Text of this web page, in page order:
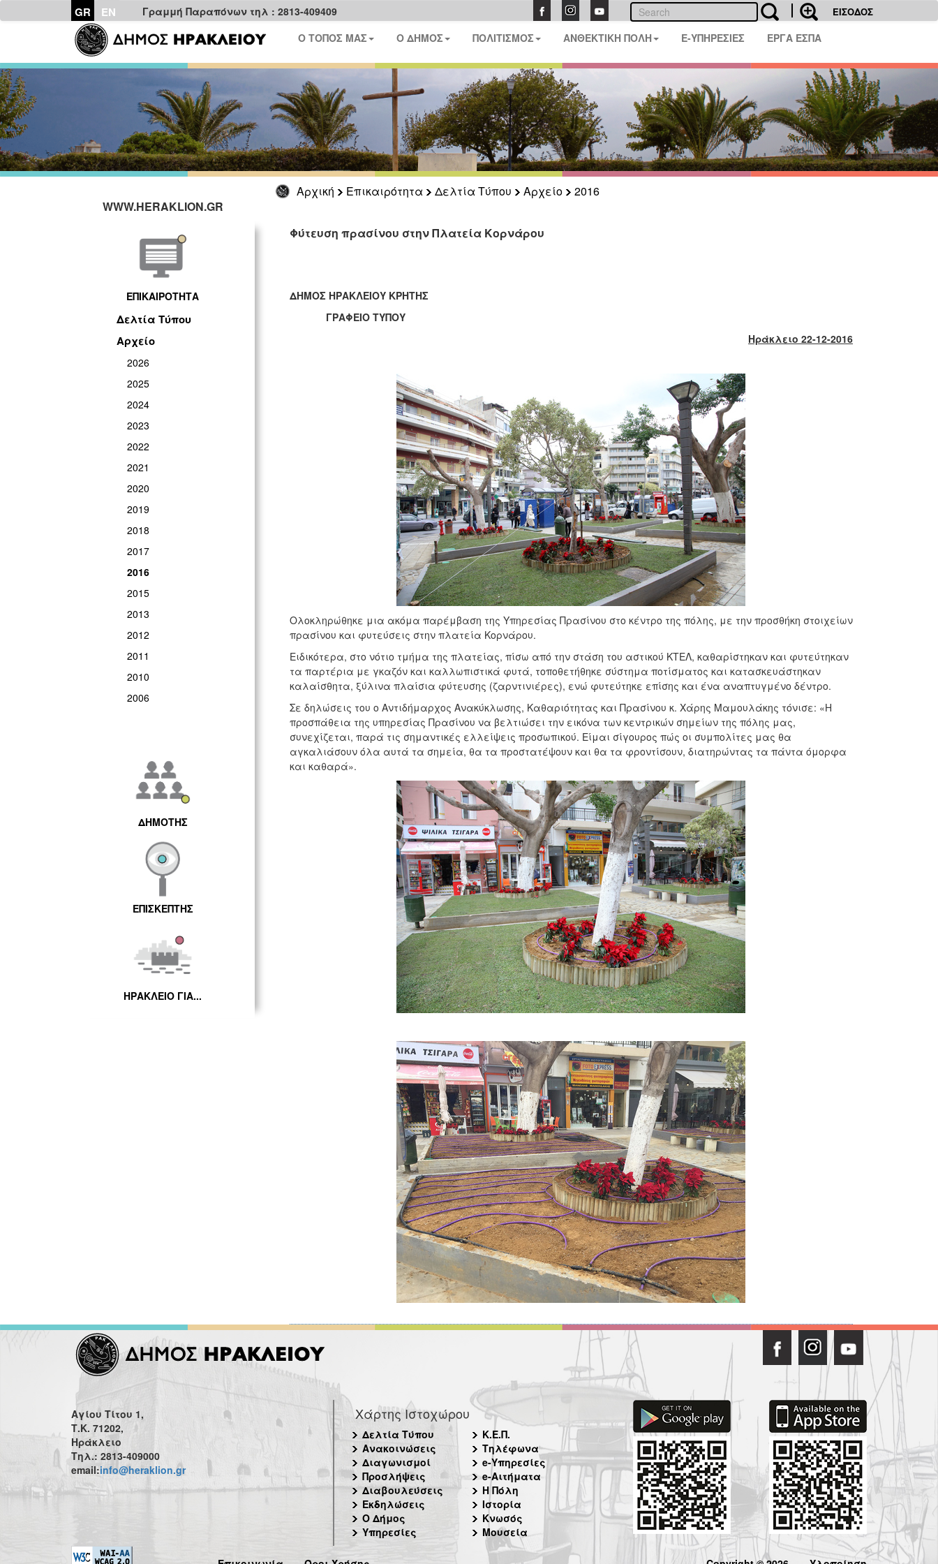
GR EN Γραμμή Παραπόνων τηλ : 2813-409409 ΕΙΣΟΔΟΣ
Ο ΤΟΠΟΣ ΜΑΣ Ο ΔΗΜΟΣ ΠΟΛΙΤΙΣΜΟΣ ΑΝΘΕΚΤΙΚΗ ΠΟΛΗ E-ΥΠΗΡΕΣΙΕΣ ΕΡΓΑ ΕΣΠΑ
Αρχική Επικαιρότητα Δελτία Τύπου Αρχείο
2016
WWW.HERAKLION.GR
ΕΠΙΚΑΙΡΟΤΗΤΑ
Δελτία Τύπου
Αρχείο
2026
2025
2024
2023
2022
2021
2020
2019
2018
2017
2016
2015
2013
2012
2011
2010
2006
ΔΗΜΟΤΗΣ
ΕΠΙΣΚΕΠΤΗΣ
ΗΡΑΚΛΕΙΟ ΓΙΑ...
Φύτευση πρασίνου στην Πλατεία Κορνάρου
ΔΗΜΟΣ ΗΡΑΚΛΕΙΟΥ ΚΡΗΤΗΣ
ΓΡΑΦΕΙΟ ΤΥΠΟΥ
Ηράκλειο 22-12-2016
Ολοκληρώθηκε μια ακόμα παρέμβαση της Υπηρεσίας Πρασίνου στο κέντρο της πόλης, με την προσθήκη στοιχείων
πρασίνου και φυτεύσεις στην πλατεία Κορνάρου.
Ειδικότερα, στο νότιο τμήμα της πλατείας, πίσω από την στάση του αστικού ΚΤΕΛ, καθαρίστηκαν και φυτεύτηκαν
τα παρτέρια με γκαζόν και καλλωπιστικά φυτά, τοποθετήθηκε σύστημα ποτίσματος και κατασκευάστηκαν
καλαίσθητα, ξύλινα πλαίσια φύτευσης (ζαρντινιέρες), ενώ φυτεύτηκε επίσης και ένα αναπτυγμένο δέντρο.
Σε δηλώσεις του ο Αντιδήμαρχος Ανακύκλωσης, Καθαριότητας και Πρασίνου κ. Χάρης Μαμουλάκης τόνισε: «Η
προσπάθεια της υπηρεσίας Πρασίνου να βελτιώσει την εικόνα των κεντρικών σημείων της πόλης μας,
συνεχίζεται, παρά τις σημαντικές ελλείψεις προσωπικού. Είμαι σίγουρος πώς οι συμπολίτες μας θα
αγκαλιάσουν όλα αυτά τα σημεία, θα τα προστατέψουν και θα τα φροντίσουν, διατηρώντας τα πάντα όμορφα
και καθαρά».
Αγίου Τίτου 1,
Τ.Κ. 71202,
Ηράκλειο
Τηλ.: 2813-409000
email:info@heraklion.gr
Χάρτης Ιστοχώρου
Δελτία Τύπου
Ανακοινώσεις
Διαγωνισμοί
Προσλήψεις
Διαβουλεύσεις
Εκδηλώσεις
Ο Δήμος
Υπηρεσίες
Κ.Ε.Π.
Τηλέφωνα
e-Υπηρεσίες
e-Αιτήματα
Η Πόλη
Ιστορία
Κνωσός
Μουσεία